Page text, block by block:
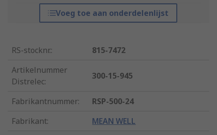
Voeg toe aan onderdelenlijst
RS-stocknr.:
815-7472
Artikelnummer
Distrelec:
300-15-945
Fabrikantnummer:
RSP-500-24
Fabrikant: MEAN WELL